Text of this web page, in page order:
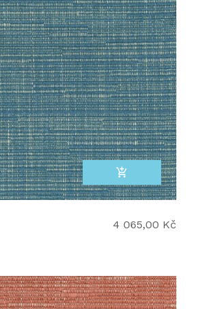
add_shopping_cart
4 065,00 Kč